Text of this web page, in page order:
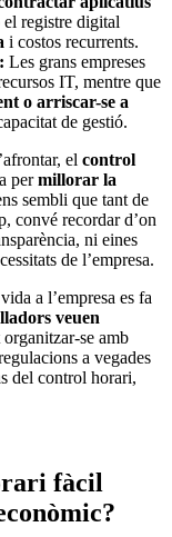
registre digital
i costos recurrents.
Les grans empreses
IT, mentre que
o arriscar-se a
de gestió.
el control
permillorar la
sembli que tant de
convé recordar d’on
ni eines
de l’empresa.
a l’empresa es fa
veuen
organitzar-se amb
a vegades
del control horari,
fàcil